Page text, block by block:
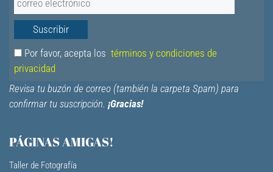
Por favor, acepta los términos y condiciones de
privacidad
Revisa tu buzón de correo (también la carpeta Spam) para
confirmar tu suscripción. ¡Gracias!
PÁGINAS AMIGAS!
Taller de Fotografía